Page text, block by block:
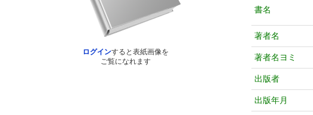
ログインすると表紙画像を
ご覧になれます
書名
著者名
著者名ヨミ
出版者
出版年月